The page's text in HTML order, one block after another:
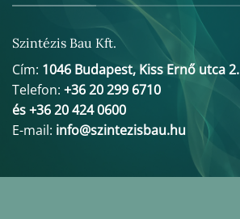
Szintézis Bau Kft.
Cím: 1046 Budapest, Kiss Ernő utca 2.
Telefon: +36 20 299 6710
és +36 20 424 0600
E-mail: info@szintezisbau.hu